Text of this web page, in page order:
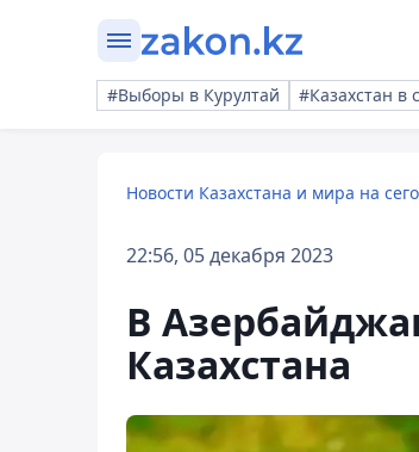
#Выборы в Курултай #Казахстан в
Новости Казахстана и мира на
22:56, 05 декабря 2023
В
Казахстана